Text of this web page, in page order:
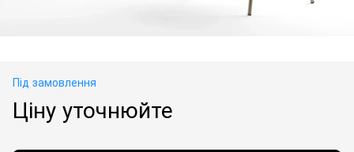
Під замовлення
Ціну уточнюйте